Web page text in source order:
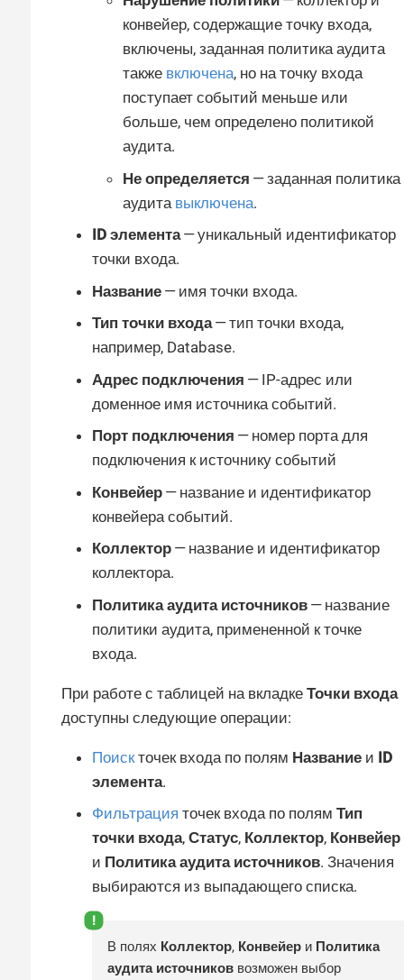
конвейер, содержащие точку входа,
включены, заданная политика аудита
также включена, но на точку входа
поступает событий меньше или
больше, чем определено политикой
аудита.
Не определяется — заданная политика
аудита выключена.
ID элемента— уникальный идентификатор
точки входа.
Название — имя точки входа.
Тип точки входа— тип точки входа,
например, Database.
Адрес подключения — IP-адрес или
доменное имя источника событий.
Порт подключения — номер порта для
подключения к источнику событий
Конвейер — название и идентификатор
конвейера событий.
Коллектор — название и идентификатор
коллектора.
Политика аудита источников — название
политики аудита, примененной к точке
входа.
При работе с таблицей на вкладке Точки входа
доступны следующие операции:
Поискточек входа по полям Название и ID
элемента.
Фильтрация точек входа по полям Тип
точки входа, Статус, Коллектор, Конвейер
и Политика аудита источников. Значения
выбираются из выпадающего списка.
В полях Коллектор, Конвейер и Политика
аудита источников возможен выбор